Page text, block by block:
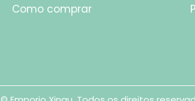
Como comprar